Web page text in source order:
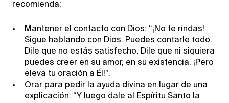
recomienda:
Mantener el contacto con Dios: “¡No te rindas!
Sigue hablando con Dios. Puedes contarle todo.
Dile que no estás satisfecho. Dile que ni siquiera
puedes creer en su amor, en su existencia. ¡Pero
eleva tu oración a Él!”.
Orar para pedir la ayuda divina en lugar de una
explicación: “Y luego dale al Espíritu Santo la